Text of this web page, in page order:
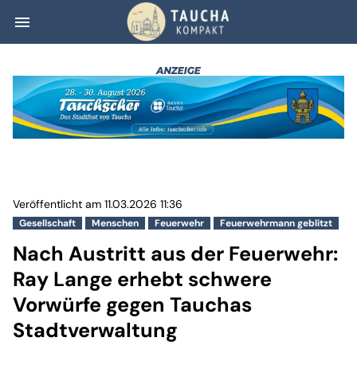
menu Nach Austritt
Gesellschaft Menschen Feuerwehr Feuerwehrmann geblitzt
Veröffentlicht am 11.03.2026 11:36
Nach Austritt aus der Feuerwehr:
Ray Lange erhebt schwere
Vorwürfe gegen Tauchas
Stadtverwaltung